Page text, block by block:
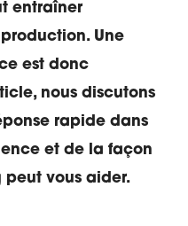
entraîner
Une
est donc
nous discutons
rapide dans
et de la façon
vous aider.